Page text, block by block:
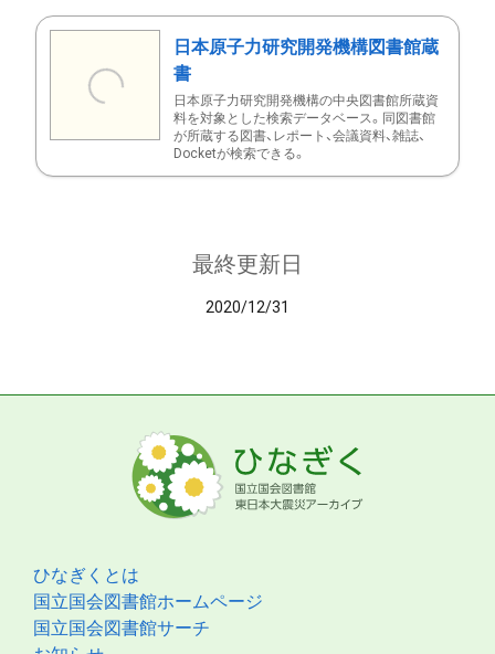
日本原子力研究開発機構図書館蔵
書
日本原子力研究開発機構の中央図書館所蔵資
料を対象とした検索データベース。同図書館
が所蔵する図書、レポート、会議資料、雑誌、
Docketが検索できる。
最終更新日
2020/12/31
ひなぎくとは
国立国会図書館ホームページ
国立国会図書館サーチ